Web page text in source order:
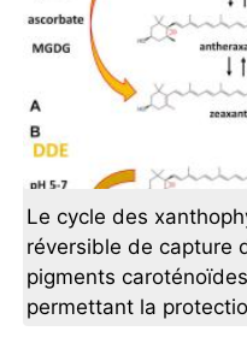
Le cycle des
réversible de capture
pigments
permettant la